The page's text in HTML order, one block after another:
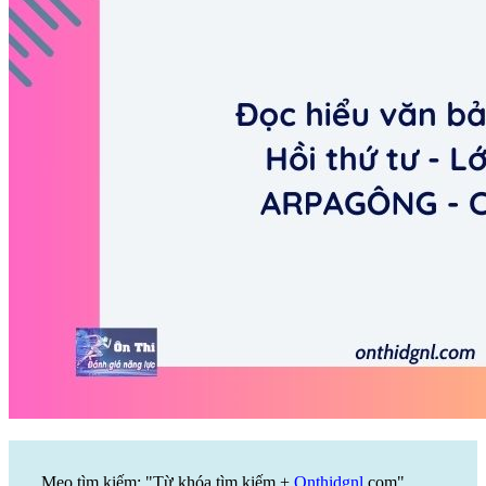
Mẹo tìm kiếm: "Từ khóa tìm kiếm + Onthidgnl .com".